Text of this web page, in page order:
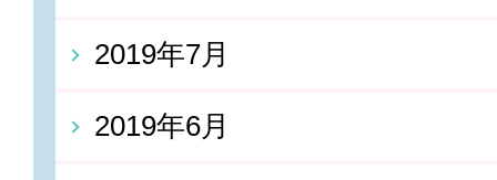
2019年7月
2019年6月